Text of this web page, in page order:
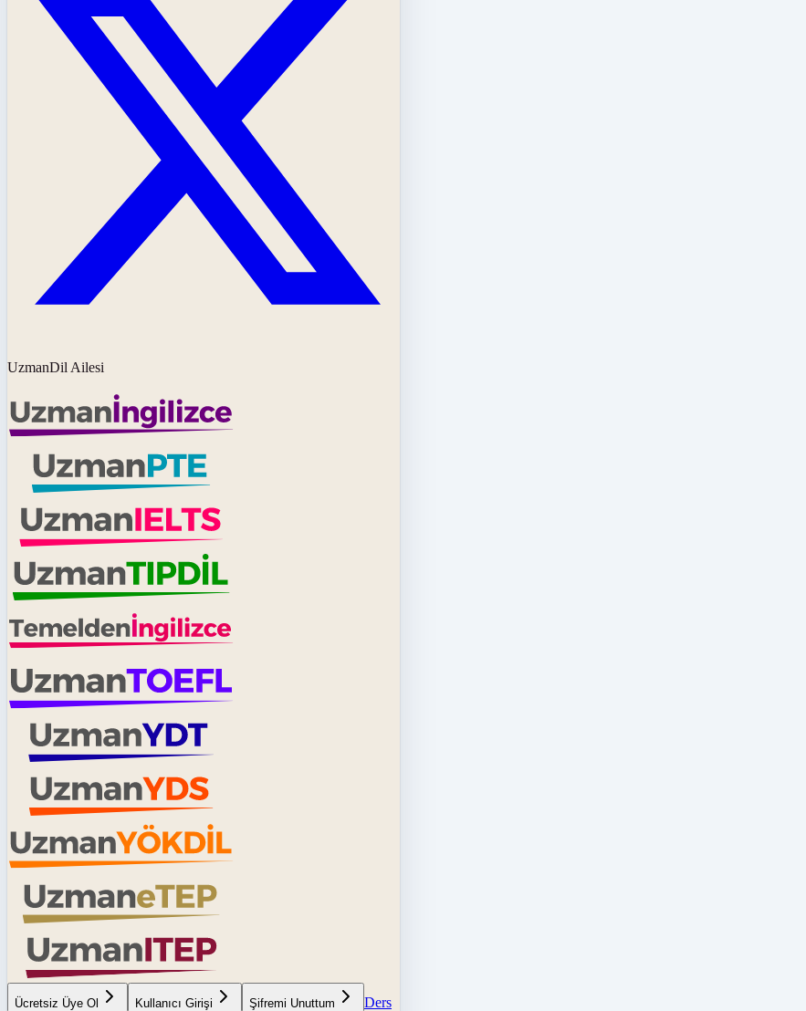
UzmanDil Ailesi
Ücretsiz Üye Ol Kullanıcı Girişi Şifremi Unuttum
Ders